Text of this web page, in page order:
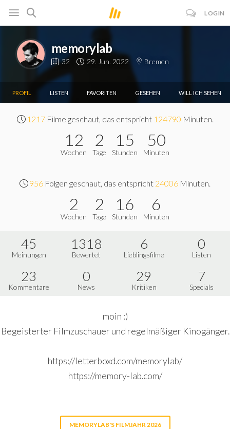
LOGIN
memorylab
32 29. Jun. 2022 Bremen
PROFIL LISTEN FAVORITEN GESEHEN WILL ICH SEHEN
1217Filme geschaut, das entspricht 124790 Minuten.
12
Wochen
2
Tage
15
Stunden
50
Minuten
956 Folgen geschaut, das entspricht 24006 Minuten.
2
Wochen
2
Tage
16
Stunden
6
Minuten
45
Meinungen
1318
Bewertet
6
Lieblingsfilme
0
Listen
23
Kommentare
0
News
29
Kritiken
7
Specials
moin :)
Begeisterter Filmzuschauer und regelmäßiger Kinogänger.
https://letterboxd.com/memorylab/
https://memory-lab.com/
MEMORYLAB'S FILMJAHR 2026